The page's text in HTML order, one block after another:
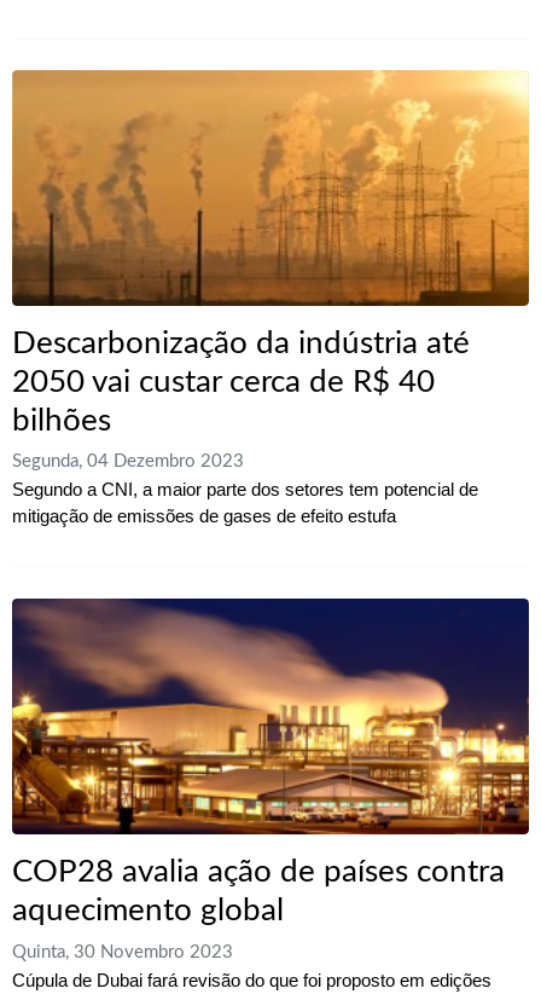
Descarbonização da indústria até
2050 vai custar cerca de R$ 40
bilhões
Segunda, 04 Dezembro 2023
Segundo a CNI, a maior parte dos setores tem potencial de
mitigação de emissões de gases de efeito estufa
COP28 avalia ação de países contra
aquecimento global
Quinta, 30 Novembro 2023
Cúpula de Dubai fará revisão do que foi proposto em edições